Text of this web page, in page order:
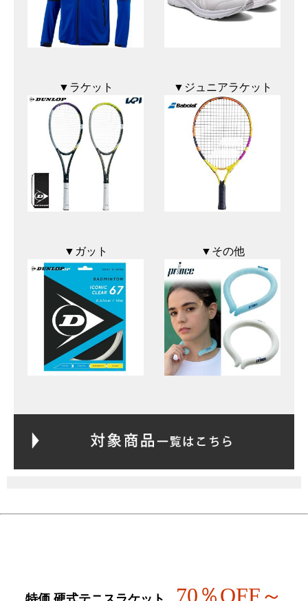
▼ラケット ▼ジュニアラケット
▼ガット ▼その他
70％OFF～